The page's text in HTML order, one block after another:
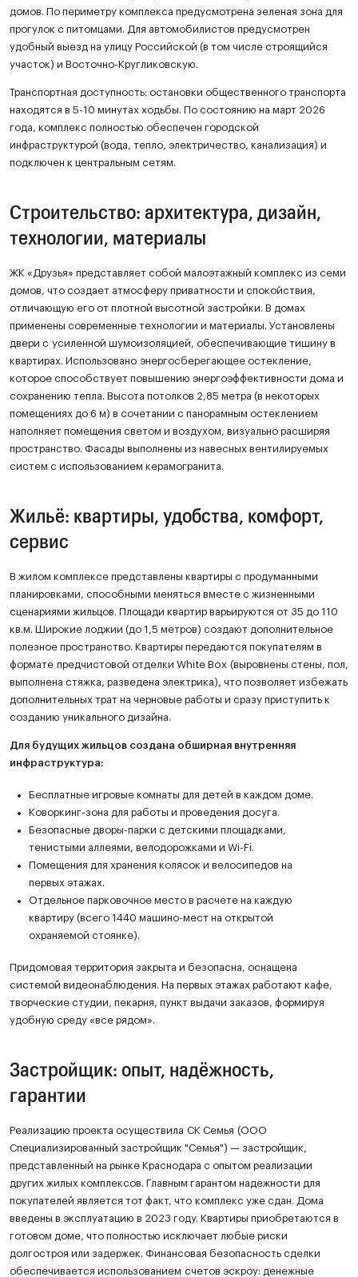
домов. По периметру комплекса предусмотрена зеленая зона для
прогулок с питомцами. Для автомобилистов предусмотрен
удобный выезд на улицу Российской (в том числе строящийся
участок) и Восточно-Кругликовскую.
Транспортная доступность: остановки общественного транспорта
находятся в 5-10 минутах ходьбы. По состоянию на март 2026
года, комплекс полностью обеспечен городской
инфраструктурой (вода, тепло, электричество, канализация) и
подключен к центральным сетям.
Строительство: архитектура, дизайн,
технологии, материалы
ЖК «Друзья» представляет собой малоэтажный комплекс из семи
домов, что создает атмосферу приватности и спокойствия,
отличающую его от плотной высотной застройки. В домах
применены современные технологии и материалы. Установлены
двери с усиленной шумоизоляцией, обеспечивающие тишину в
квартирах. Использовано энергосберегающее остекление,
которое способствует повышению энергоэффективности дома и
сохранению тепла. Высота потолков 2,85 метра (в некоторых
помещениях до 6 м) в сочетании с панорамным остеклением
наполняет помещения светом и воздухом, визуально расширяя
пространство. Фасады выполнены из навесных вентилируемых
систем с использованием керамогранита.
Жильё: квартиры, удобства, комфорт,
сервис
В жилом комплексе представлены квартиры с продуманными
планировками, способными меняться вместе с жизненными
сценариями жильцов. Площади квартир варьируются от 35 до 110
кв.м. Широкие лоджии (до 1,5 метров) создают дополнительное
полезное пространство. Квартиры передаются покупателям в
формате предчистовой отделки White Box (выровнены стены, пол,
выполнена стяжка, разведена электрика), что позволяет избежать
дополнительных трат на черновые работы и сразу приступить к
созданию уникального дизайна.
Для будущих жильцов создана обширная внутренняя
инфраструктура:
Бесплатные игровые комнаты для детей в каждом доме.
Коворкинг-зона для работы и проведения досуга.
Безопасные дворы-парки с детскими площадками,
тенистыми аллеями, велодорожками и Wi-Fi.
Помещения для хранения колясок и велосипедов на
первых этажах.
Отдельное парковочное место в расчете на каждую
квартиру (всего 1440 машино-мест на открытой
охраняемой стоянке).
Придомовая территория закрыта и безопасна, оснащена
системой видеонаблюдения. На первых этажах работают кафе,
творческие студии, пекарня, пункт выдачи заказов, формируя
удобную среду «все рядом».
Застройщик: опыт, надёжность,
гарантии
Реализацию проекта осуществила СК Семья (ООО
Специализированный застройщик "Семья") — застройщик,
представленный на рынке Краснодара с опытом реализации
других жилых комплексов. Главным гарантом надежности для
покупателей является тот факт, что комплекс уже сдан. Дома
введены в эксплуатацию в 2023 году. Квартиры приобретаются в
готовом доме, что полностью исключает любые риски
долгостроя или задержек. Финансовая безопасность сделки
обеспечивается использованием счетов эскроу: денежные